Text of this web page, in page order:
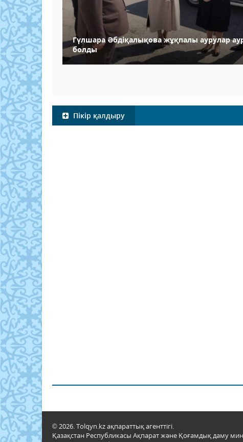
Гүлшара Әбдіқалықова жұқпалы аурулар
болды
Пікір қалдыру
© 2026. Tolqyn.kz ақпараттық агенттігі.
Қазақстан Республикасы Ақпарат және Қоғамдық даму